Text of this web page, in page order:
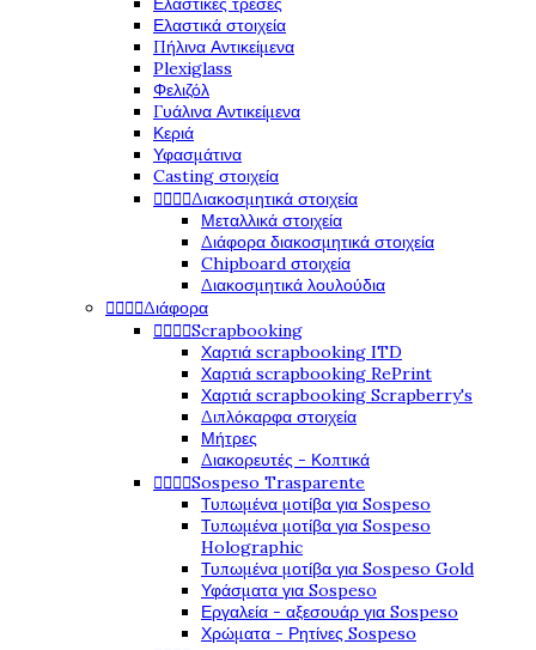
Ελαστικά στοιχεία
Πήλινα Αντικείμενα
Plexiglass
Φελιζόλ
Γυάλινα Αντικείμενα
Κεριά
Υφασμάτινα
Casting στοιχεία
Διακοσμητικά στοιχεία
Μεταλλικά στοιχεία
Διάφορα διακοσμητικά στοιχεία
Chipboard στοιχεία
Διακοσμητικά λουλούδια
Διάφορα
Scrapbooking
Χαρτιά scrapbooking ITD
Χαρτιά scrapbooking RePrint
Χαρτιά scrapbooking Scrapberry's
Διπλόκαρφα στοιχεία
Μήτρες
Διακορευτές - Κοπτικά
Sospeso Trasparente
Τυπωμένα μοτίβα για Sospeso
Τυπωμένα μοτίβα για Sospeso
Holographic
Τυπωμένα μοτίβα για Sospeso Gold
Υφάσματα για Sospeso
Εργαλεία - αξεσουάρ για Sospeso
Χρώματα - Ρητίνες Sospeso